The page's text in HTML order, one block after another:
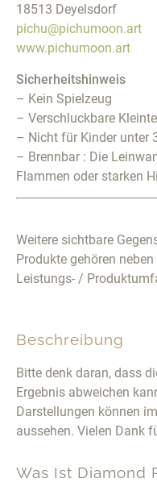
Beschreibung
Bitte denk daran, dass
Ergebnis abweichen
Darstellungen können
aussehen. Vielen Dank
Was Ist Diamond
18513 Deyelsdorf
pichu@pichumoon.art
www.pichumoon.art
Sicherheitshinweis
– Kein Spielzeug
– Verschluckbare
– Nicht für Kinder unter
– Brennbar : Die
Flammen oder starken
Weitere sichtbare
Produkte gehören
Leistungs- /